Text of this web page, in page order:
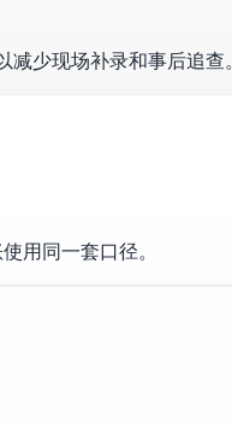
少现场补录和事后追查。
用同一套口径。